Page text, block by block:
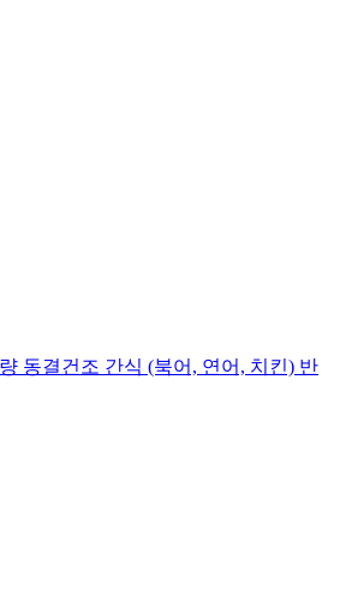
동결건조 간식 (북어, 연어, 치킨) 반